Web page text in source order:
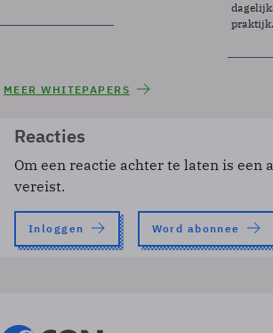
praktijk.
MEER WHITEPAPERS
Reacties
Om een reactie achter te laten is een
vereist.
Inloggen Word abonnee